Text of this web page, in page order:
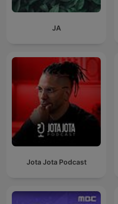
JA
Jota Jota Podcast